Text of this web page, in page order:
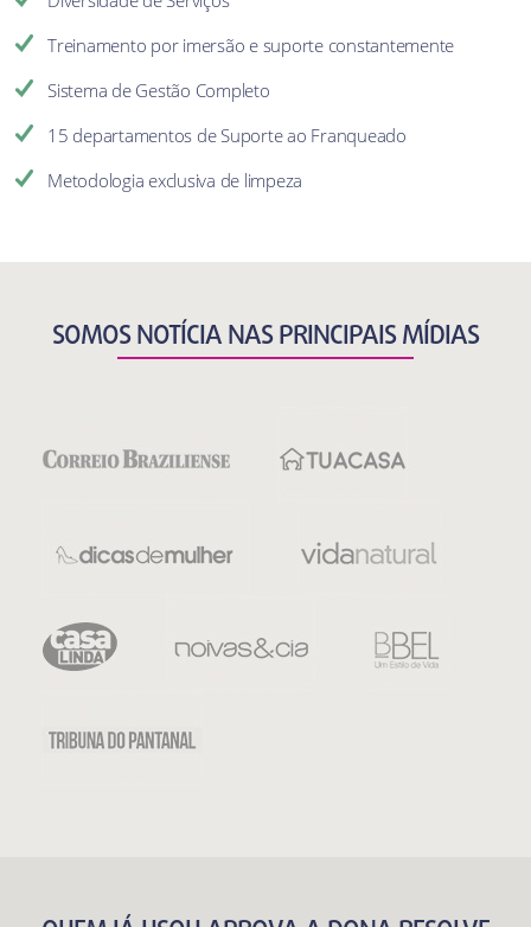
Treinamento por imersão e suporte constantemente
Sistema de Gestão Completo
15 departamentos de Suporte ao Franqueado
Metodologia exclusiva de limpeza
SOMOS NOTÍCIA NAS PRINCIPAIS MÍDIAS